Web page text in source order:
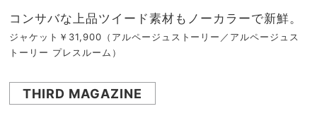
コンサバな上品ツイード素材もノーカラーで新鮮。
ジャケット￥31,900（アルページュストーリー／アルページュス
トーリー プレスルーム）
THIRD MAGAZINE